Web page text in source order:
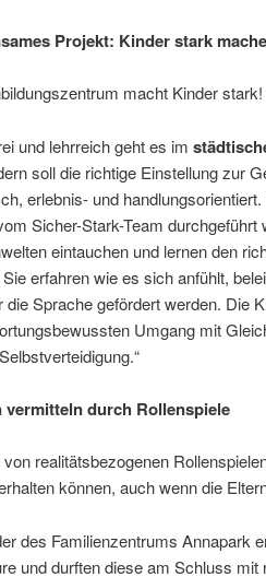
Projekt: Kinder stark
macht Kinder stark!
und lehrreich geht es im
soll die richtige Einstellung zur
erlebnis- und
Sicher-Stark-Team
eintauchen und lernen den
erfahren wie es sich anfühlt,
die Sprache gefördert werden. Die
Umgang mit
vermitteln durch Rollenspiele
realitätsbezogenen
können, auch wenn die
des Familienzentrums Annapark
und durften diese am Schluss